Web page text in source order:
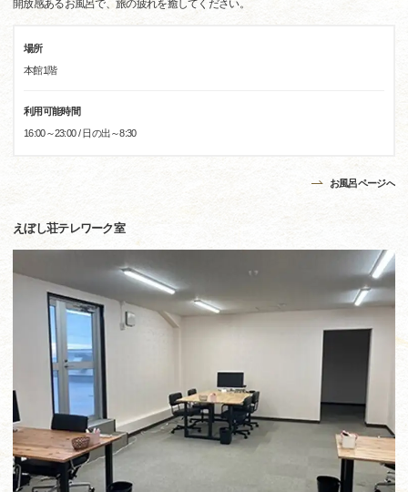
開放感あるお風呂で、旅の疲れを癒してください。
場所
本館1階
利用可能時間
16:00～23:00 / 日の出～8:30
お風呂ページへ
えぼし荘テレワーク室